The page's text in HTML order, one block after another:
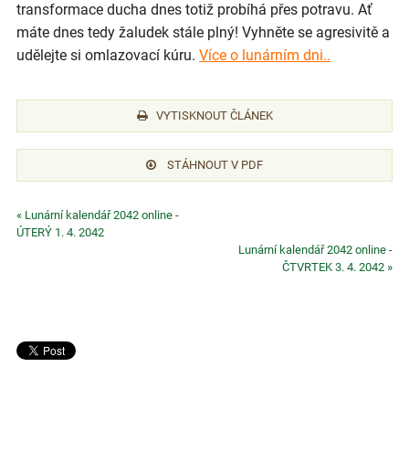
transformace ducha dnes totiž probíhá přes potravu. Ať
máte dnes tedy žaludek stále plný! Vyhněte se agresivitě a
udělejte si omlazovací kúru. Více o lunárním dni..
VYTISKNOUT ČLÁNEK
STÁHNOUT V PDF
« Lunární kalendář 2042 online -
ÚTERÝ 1. 4. 2042
Lunární kalendář 2042 online -
ČTVRTEK 3. 4. 2042 »